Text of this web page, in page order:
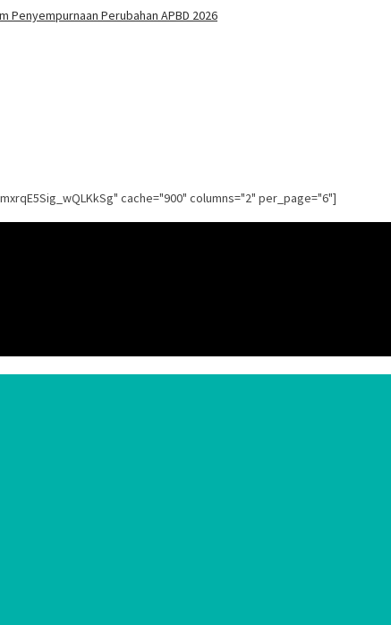
Penyempurnaan Perubahan APBD 2026
cache="900" columns="2" per_page="6"]